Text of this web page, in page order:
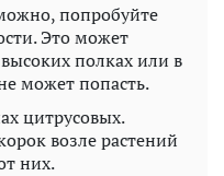
попробуйте
Это может
полках или в
может попасть.
цитрусовых.
возле растений
них.